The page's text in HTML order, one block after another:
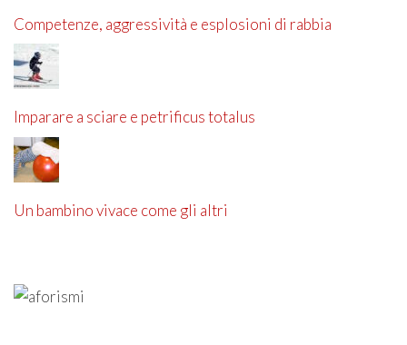
Competenze, aggressività e esplosioni di rabbia
Imparare a sciare e petrificus totalus
Un bambino vivace come gli altri